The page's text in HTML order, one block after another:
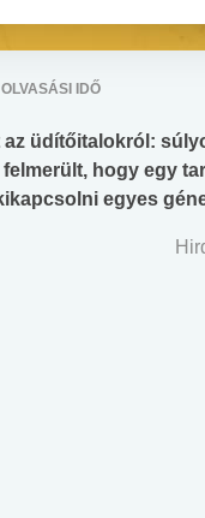
IDŐ
üdítőitalokról:
hogy egy
egyes